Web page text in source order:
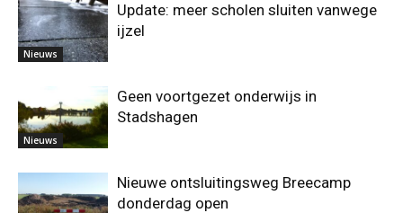
Nieuws
Update: meer scholen sluiten vanwege
ijzel
Nieuws
Geen voortgezet onderwijs in
Stadshagen
Nieuwe ontsluitingsweg Breecamp
donderdag open